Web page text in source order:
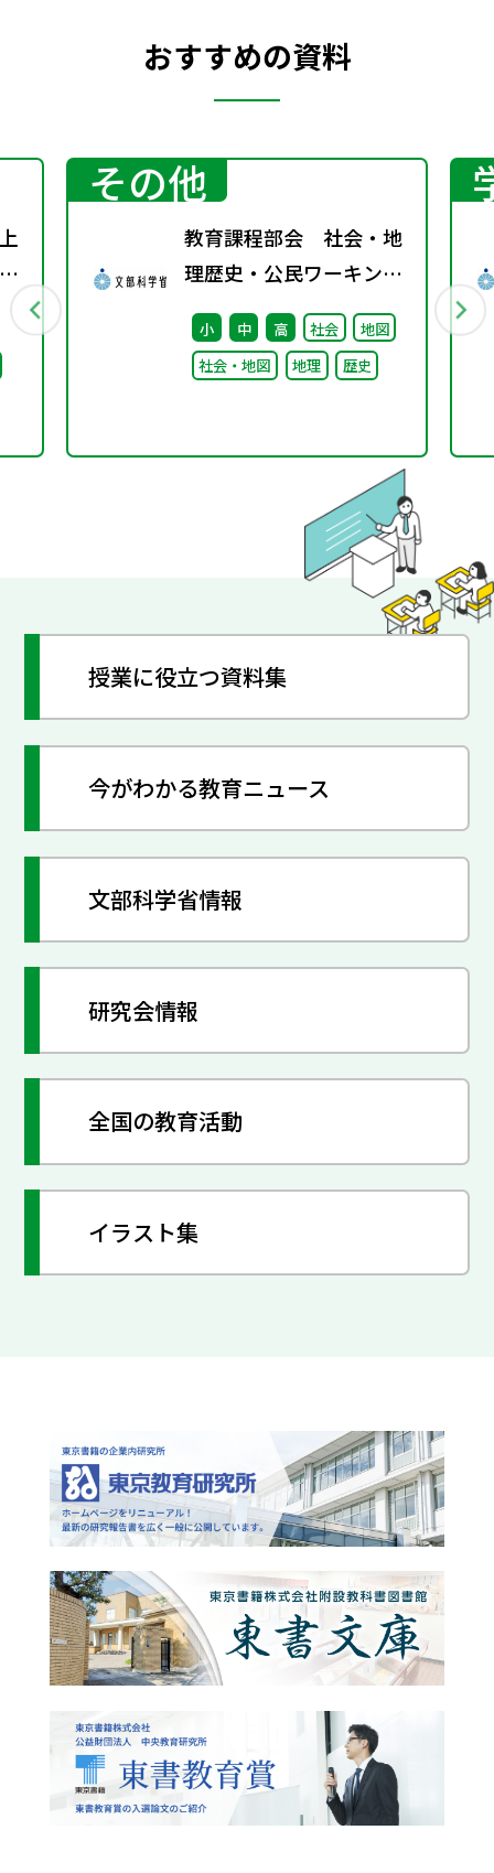
おすすめの資料
その他
教育課程部会 社会・地
理歴史・公民ワーキング
（第10回） 配付資料
小 中 高 社会
地図
社会・地図
地理 歴史
授業に役立つ資料集
今がわかる教育ニュース
文部科学省情報
研究会情報
全国の教育活動
イラスト集